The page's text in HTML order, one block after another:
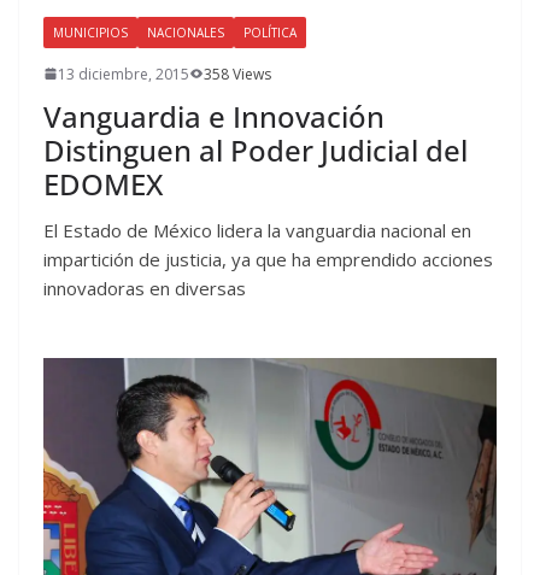
MUNICIPIOS NACIONALES POLÍTICA
13 diciembre, 2015 358 Views
Vanguardia e Innovación
Distinguen al Poder Judicial del
EDOMEX
El Estado de México lidera la vanguardia nacional en
impartición de justicia, ya que ha emprendido acciones
innovadoras en diversas